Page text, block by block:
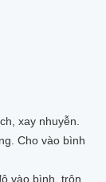
xay nhuyễn.
Cho vào bình
vào bình, trộn